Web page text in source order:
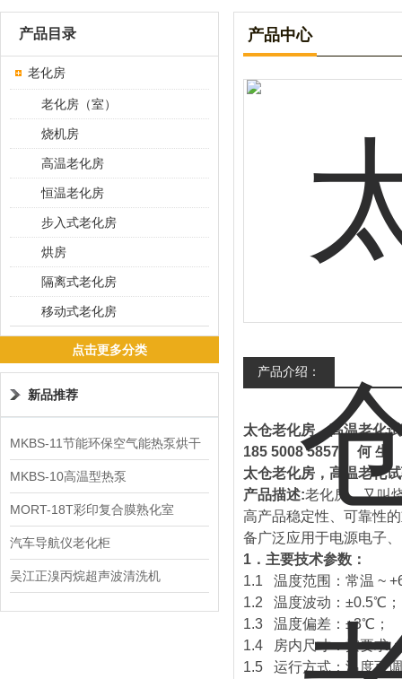
产品中心
产品介绍：
太仓老化房，高温老化
185 5008 5857 何 生
太仓老化房，高温老化
产品描述:老化房，又叫
高产品稳定性、可靠性
备广泛应用于电源电子
1．主要技术参数：
1.1 温度范围：常温
1.2 温度波动：±0.5℃
1.3 温度偏差：±3℃
1.4 房内尺寸：按要
1.5 运行方式：温度可
产品目录
老化房
老化房（室）
烧机房
高温老化房
恒温老化房
步入式老化房
烘房
隔离式老化房
移动式老化房
点击更多分类
新品推荐
MKBS-11节能环保空气能热泵烘干
机
MKBS-10高温型热泵
MORT-18T彩印复合膜熟化室
汽车导航仪老化柜
吴江正溴丙烷超声波清洗机